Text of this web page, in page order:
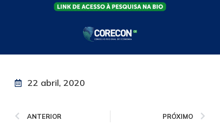
22 abril, 2020
ANTERIOR PRÓXIMO